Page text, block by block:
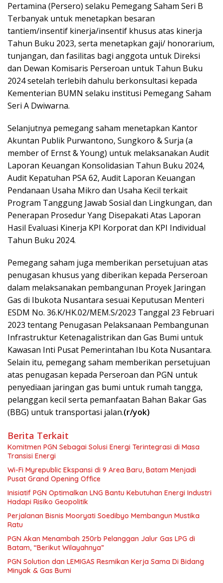
Pertamina (Persero) selaku Pemegang Saham Seri B
Terbanyak untuk menetapkan besaran
tantiem/insentif kinerja/insentif khusus atas kinerja
Tahun Buku 2023, serta menetapkan gaji/ honorarium,
tunjangan, dan fasilitas bagi anggota untuk Direksi
dan Dewan Komisaris Perseroan untuk Tahun Buku
2024 setelah terlebih dahulu berkonsultasi kepada
Kementerian BUMN selaku institusi Pemegang Saham
Seri A Dwiwarna.
Selanjutnya pemegang saham menetapkan Kantor
Akuntan Publik Purwantono, Sungkoro & Surja (a
member of Ernst & Young) untuk melaksanakan Audit
Laporan Keuangan Konsolidasian Tahun Buku 2024,
Audit Kepatuhan PSA 62, Audit Laporan Keuangan
Pendanaan Usaha Mikro dan Usaha Kecil terkait
Program Tanggung Jawab Sosial dan Lingkungan, dan
Penerapan Prosedur Yang Disepakati Atas Laporan
Hasil Evaluasi Kinerja KPI Korporat dan KPI Individual
Tahun Buku 2024.
Pemegang saham juga memberikan persetujuan atas
penugasan khusus yang diberikan kepada Perseroan
dalam melaksanakan pembangunan Proyek Jaringan
Gas di Ibukota Nusantara sesuai Keputusan Menteri
ESDM No. 36.K/HK.02/MEM.S/2023 Tanggal 23 Februari
2023 tentang Penugasan Pelaksanaan Pembangunan
Infrastruktur Ketenagalistrikan dan Gas Bumi untuk
Kawasan Inti Pusat Pemerintahan Ibu Kota Nusantara.
Selain itu, pemegang saham memberikan persetujuan
atas penugasan kepada Perseroan dan PGN untuk
penyediaan jaringan gas bumi untuk rumah tangga,
pelanggan kecil serta pemanfaatan Bahan Bakar Gas
(BBG) untuk transportasi jalan.(r/yok)
Berita Terkait
Komitmen PGN Sebagai Solusi Energi Terintegrasi di Masa
Transisi Energi
Wi-Fi Myrepublic Ekspansi di 9 Area Baru, Batam Menjadi
Pusat Grand Opening Office
Inisiatif PGN Optimalkan LNG Bantu Kebutuhan Energi Industri
Hadapi Risiko Geopolitik
Perjalanan Bisnis Mooryati Soedibyo Membangun Mustika
Ratu
PGN Akan Menambah 250rb Pelanggan Jalur Gas LPG di
Batam, “Berikut Wilayahnya”
PGN Solution dan LEMIGAS Resmikan Kerja Sama Di Bidang
Minyak & Gas Bumi